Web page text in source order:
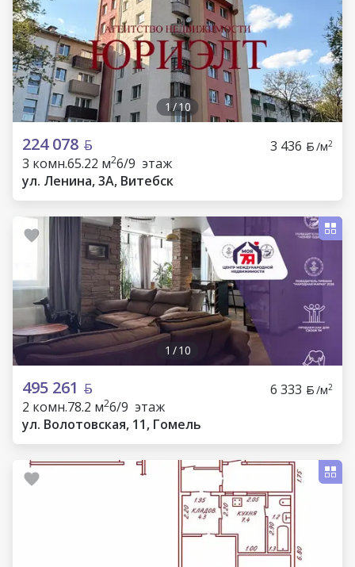
1/10
224 078 3 436 /м2
3 комн.65.22 м26/9 этаж
ул. Ленина, 3А, Витебск
1 /10
495 261 6 333 /м2
2 комн.78.2 м26/9 этаж
ул. Волотовская, 11, Гомель